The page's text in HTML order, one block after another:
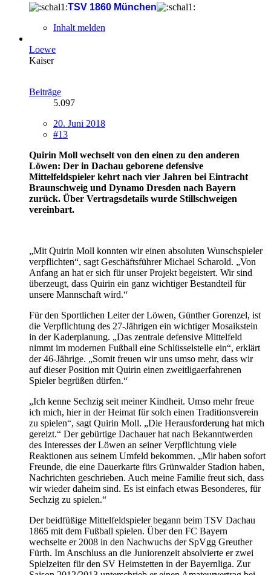
TSV 1860 München
Inhalt melden
Loewe
Kaiser
Beiträge
5.097
20. Juni 2018
#13
Quirin Moll wechselt von den einen zu den anderen
Löwen: Der in Dachau geborene defensive
Mittelfeldspieler kehrt nach vier Jahren bei Eintracht
Braunschweig und Dynamo Dresden nach Bayern
zurück. Über Vertragsdetails wurde Stillschweigen
vereinbart.
„Mit Quirin Moll konnten wir einen absoluten Wunschspieler
verpflichten“, sagt Geschäftsführer Michael Scharold. „Von
Anfang an hat er sich für unser Projekt begeistert. Wir sind
überzeugt, dass Quirin ein ganz wichtiger Bestandteil für
unsere Mannschaft wird.“
Für den Sportlichen Leiter der Löwen, Günther Gorenzel, ist
die Verpflichtung des 27-Jährigen ein wichtiger Mosaikstein
in der Kaderplanung. „Das zentrale defensive Mittelfeld
nimmt im modernen Fußball eine Schlüsselstelle ein“, erklärt
der 46-Jährige. „Somit freuen wir uns umso mehr, dass wir
auf dieser Position mit Quirin einen zweitligaerfahrenen
Spieler begrüßen dürfen.“
„Ich kenne Sechzig seit meiner Kindheit. Umso mehr freue
ich mich, hier in der Heimat für solch einen Traditionsverein
zu spielen“, sagt Quirin Moll. „Die Herausforderung hat mich
gereizt.“ Der gebürtige Dachauer hat nach Bekanntwerden
des Interesses der Löwen an seiner Verpflichtung viele
Reaktionen aus seinem Umfeld bekommen. „Mir haben sofort
Freunde, die eine Dauerkarte fürs Grünwalder Stadion haben,
Nachrichten geschrieben. Auch meine Familie freut sich, dass
wir wieder daheim sind. Es ist einfach etwas Besonderes, für
Sechzig zu spielen.“
Der beidfüßige Mittelfeldspieler begann beim TSV Dachau
1865 mit dem Fußball spielen. Über den FC Bayern
wechselte er 2008 in den Nachwuchs der SpVgg Greuther
Fürth. Im Anschluss an die Juniorenzeit absolvierte er zwei
Spielzeiten für den SV Heimstetten in der Bayernliga. Zur